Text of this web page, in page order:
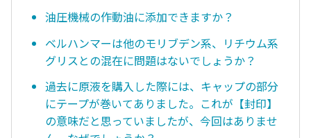
油圧機械の作動油に添加できますか？
ベルハンマーは他のモリブデン系、リチウム系
グリスとの混在に問題はないでしょうか？
過去に原液を購入した際には、キャップの部分
にテープが巻いてありました。これが【封印】
の意味だと思っていましたが、今回はありませ